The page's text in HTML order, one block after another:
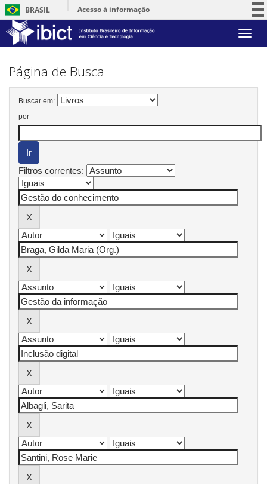
BRASIL
Acesso à informação
Serviços
Skip
Página de Busca
Buscar em:
por
Filtros correntes: